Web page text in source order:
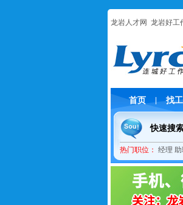
龙岩人才网 龙岩好工
首页 找
快速搜
热门职位： 经理 助